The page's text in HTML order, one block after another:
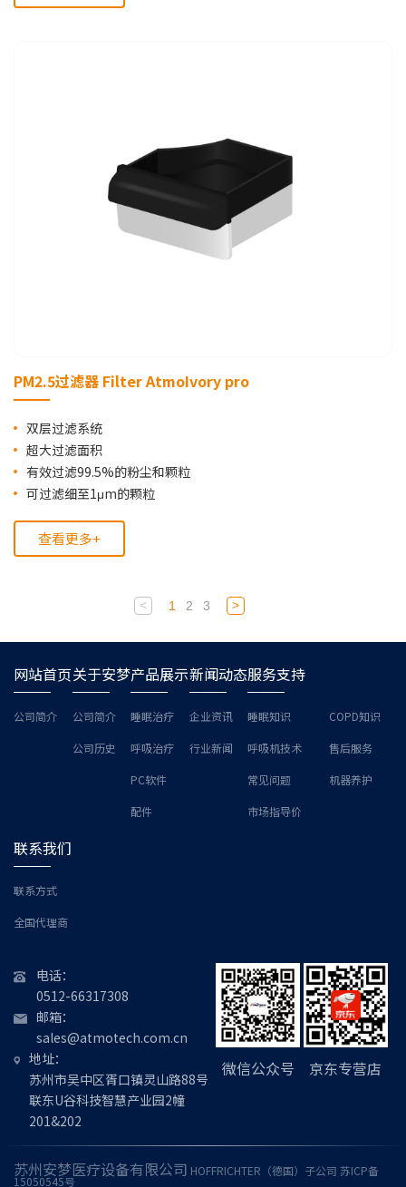
PM2.5过滤器 Filter AtmoIvory pro
双层过滤系统
超大过滤面积
有效过滤99.5%的粉尘和颗粒
可过滤细至1μm的颗粒
查看更多+
< 1 2 3 >
网站首页
公司简介
关于安梦
公司简介
公司历史
产品展示
睡眠治疗
呼吸治疗
PC软件
配件
新闻动态
企业资讯
行业新闻
服务支持
睡眠知识 COPD知识
呼吸机技术 售后服务
常见问题 机器养护
市场指导价
联系我们
联系方式
全国代理商
电话：
0512-66317308
邮箱：
sales@atmotech.com.cn
地址：
苏州市吴中区胥口镇灵山路88号
联东U谷科技智慧产业园2幢
201&202
微信公众号 京东专营店
苏州安梦医疗设备有限公司 HOFFRICHTER （德国）子公司 苏ICP备
15050545号